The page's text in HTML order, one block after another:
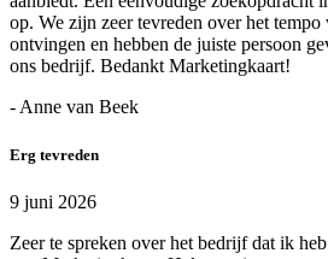
op. We zijn zeer tevreden over het
ontvingen en hebben de juiste persoon
ons bedrijf. Bedankt Marketingkaart!
- Anne van Beek
Erg tevreden
9 juni 2026
Zeer te spreken over het bedrijf dat ik